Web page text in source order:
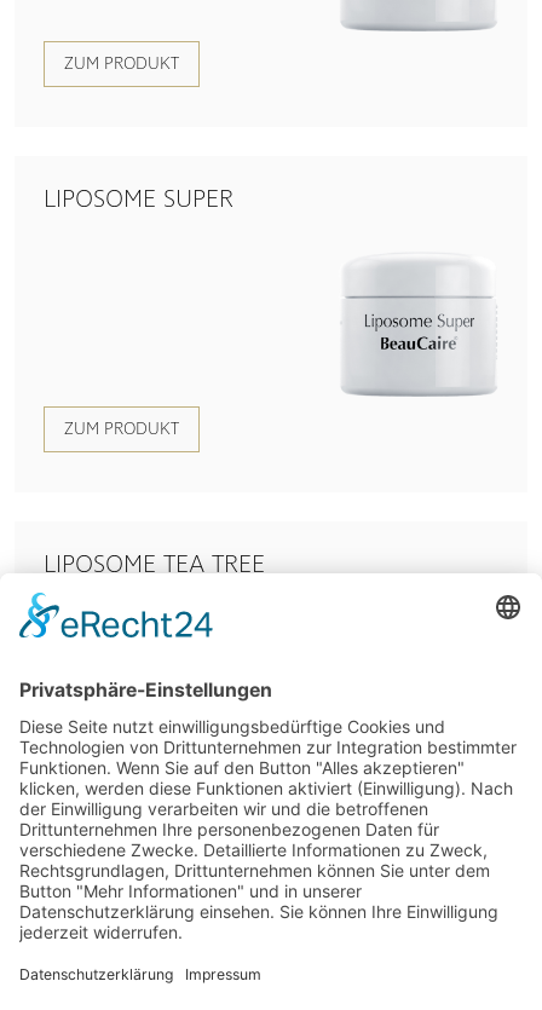
ZUM PRODUKT
LIPOSOME SUPER
ZUM PRODUKT
LIPOSOME TEA TREE
ZUM PRODUKT
AGB